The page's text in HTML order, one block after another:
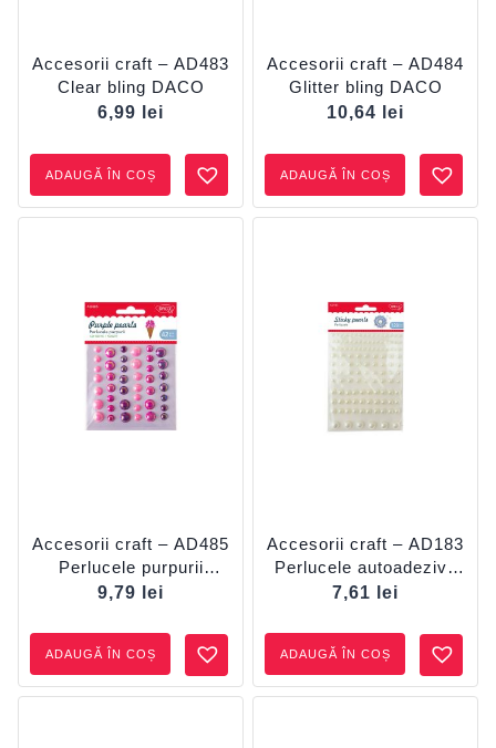
Accesorii craft – AD483
Clear bling DACO
6,99
lei
ADAUGĂ ÎN COȘ
Accesorii craft – AD484
Glitter bling DACO
10,64
lei
ADAUGĂ ÎN COȘ
Accesorii craft – AD485
Perlucele purpurii
DACO
9,79 lei
ADAUGĂ ÎN COȘ
Accesorii craft – AD183
Perlucele autoadezive
DACO
7,61 lei
ADAUGĂ ÎN COȘ